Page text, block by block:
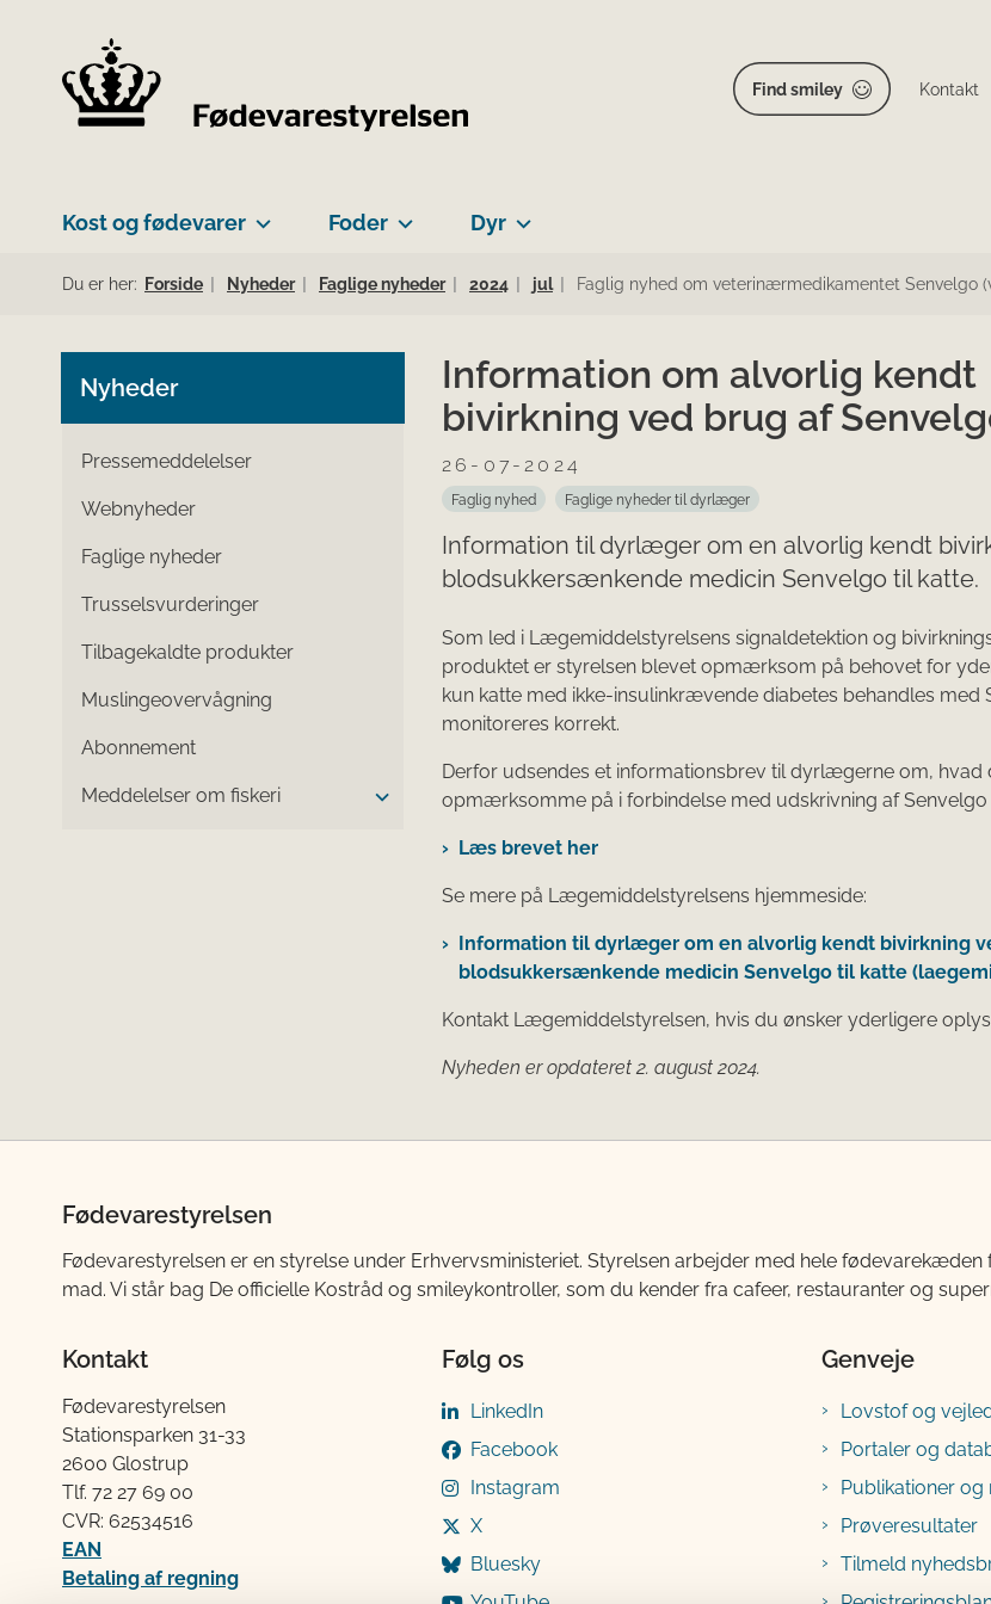
Find smiley Kontakt
Kost og fødevarer Foder Dyr
Du er her: Forside Nyheder Faglige nyheder 2024 jul Faglig nyhed om veterinærmedikamentet Senvelgo
Nyheder
Pressemeddelelser
Webnyheder
Faglige nyheder
Trusselsvurderinger
Tilbagekaldte produkter
Muslingeovervågning
Abonnement
Meddelelser om fiskeri
Information om alvorlig kendt
bivirkning ved brug af
26-07-2024
Faglig nyhed Faglige nyheder til dyrlæger
Information til dyrlæger om en alvorlig kendt
blodsukkersænkende medicin Senvelgo til katte.
Som led i Lægemiddelstyrelsens signaldetektion og
produktet er styrelsen blevet opmærksom på behovet for
kun katte med ikke-insulinkrævende diabetes behandles med
monitoreres korrekt.
Derfor udsendes et informationsbrev til dyrlægerne om,
opmærksomme på i forbindelse med udskrivning af Senvelgo
Læs brevet her
Se mere på Lægemiddelstyrelsens hjemmeside:
Information til dyrlæger om en alvorlig kendt bivirkning
blodsukkersænkende medicin Senvelgo til katte
Kontakt Lægemiddelstyrelsen, hvis du ønsker yderligere
Nyheden er opdateret 2. august 2024.
Fødevarestyrelsen
Fødevarestyrelsen er en styrelse under Erhvervsministeriet. Styrelsen arbejder med hele
mad. Vi står bag De officielle Kostråd og smileykontroller, som du kender fra cafeer, restauranter og
Kontakt
Fødevarestyrelsen
Stationsparken 31-33
2600 Glostrup
Tlf. 72 2​​​7 69 00
CVR: 62534516
EAN
Betaling af regning
Følg os
LinkedIn
Facebook
Instagram
X
Bluesky
Genveje
Lovstof og
Portaler og
Publikationer og
Prøveresultater
Tilmeld